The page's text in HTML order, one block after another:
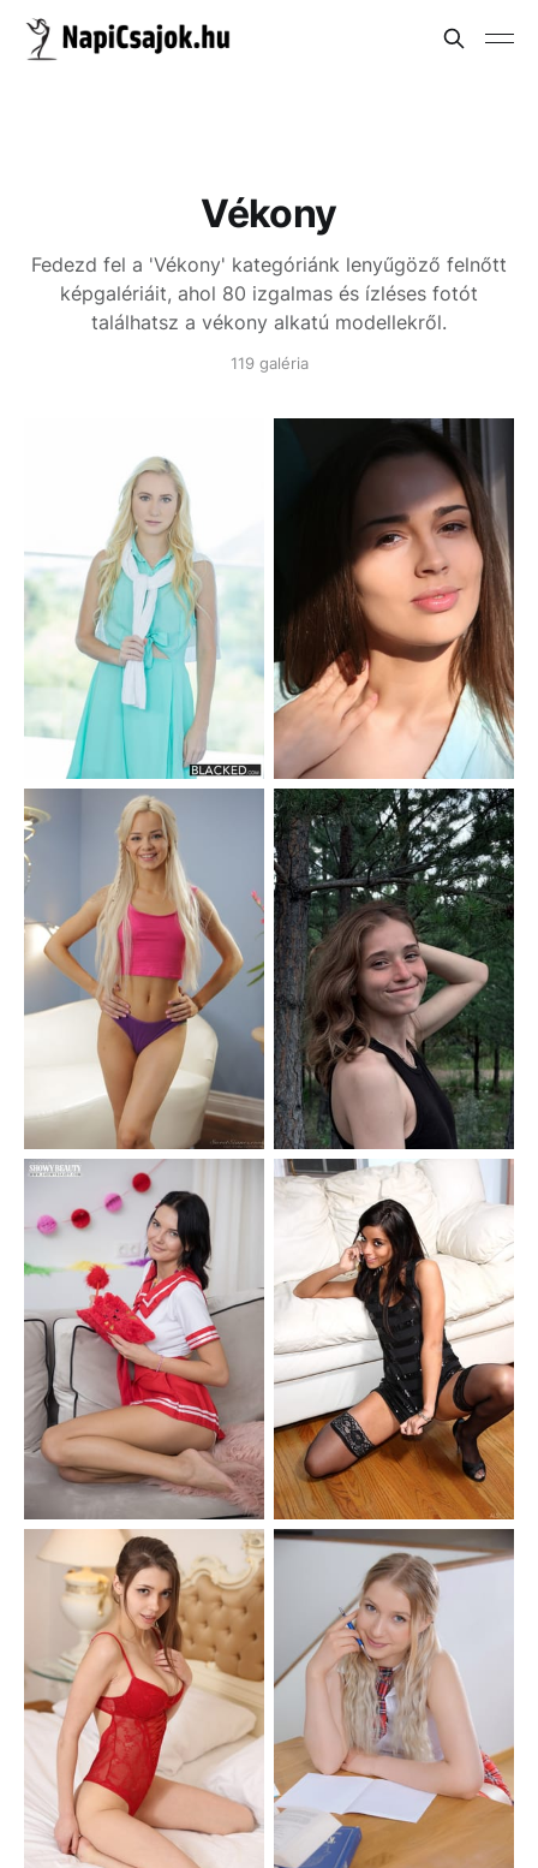
Vékony
Fedezd fel a 'Vékony' kategóriánk lenyűgöző felnőtt
képgalériáit, ahol 80 izgalmas és ízléses fotót
találhatsz a vékony alkatú modellekről.
119 galéria